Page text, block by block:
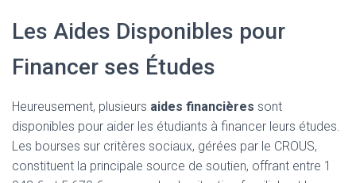
Les Aides Disponibles pour
Financer ses Études
Heureusement, plusieurs aides financières sont
disponibles pour aider les étudiants à financer leurs études.
Les bourses sur critères sociaux, gérées par le CROUS,
constituent la principale source de soutien, offrant entre 1